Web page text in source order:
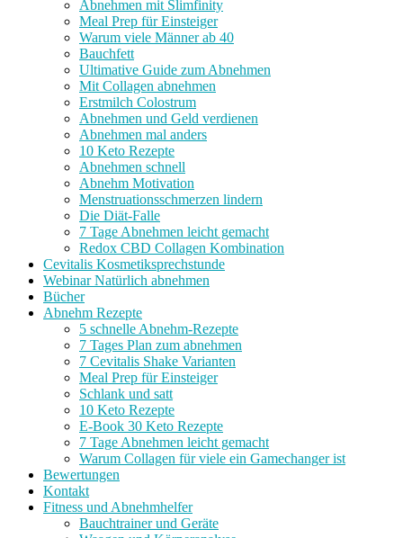
Abnehmen mit Slimfinity
Meal Prep für Einsteiger
Warum viele Männer ab 40
Bauchfett
Ultimative Guide zum Abnehmen
Mit Collagen abnehmen
Erstmilch Colostrum
Abnehmen und Geld verdienen
Abnehmen mal anders
10 Keto Rezepte
Abnehmen schnell
Abnehm Motivation
Menstruationsschmerzen lindern
Die Diät-Falle
7 Tage Abnehmen leicht gemacht
Redox CBD Collagen Kombination
Cevitalis Kosmetiksprechstunde
Webinar Natürlich abnehmen
Bücher
Abnehm Rezepte
5 schnelle Abnehm-Rezepte
7 Tages Plan zum abnehmen
7 Cevitalis Shake Varianten
Meal Prep für Einsteiger
Schlank und satt
10 Keto Rezepte
E-Book 30 Keto Rezepte
7 Tage Abnehmen leicht gemacht
Warum Collagen für viele ein Gamechanger ist
Bewertungen
Kontakt
Fitness und Abnehmhelfer
Bauchtrainer und Geräte